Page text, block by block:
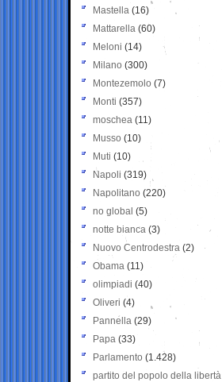
Mastella (16)
Mattarella (60)
Meloni (14)
Milano (300)
Montezemolo (7)
Monti (357)
moschea (11)
Musso (10)
Muti (10)
Napoli (319)
Napolitano (220)
no global (5)
notte bianca (3)
Nuovo Centrodestra (2)
Obama (11)
olimpiadi (40)
Oliveri (4)
Pannella (29)
Papa (33)
Parlamento (1.428)
partito del popolo della libertà